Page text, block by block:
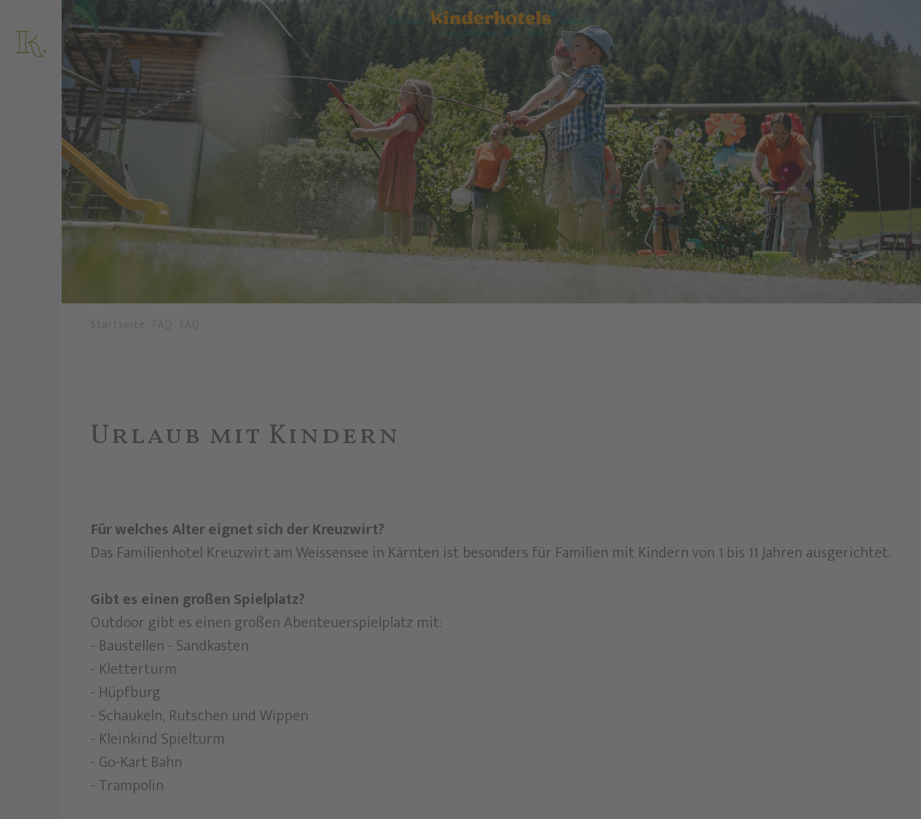
Urlaub mit Kindern
Für welches Alter eignet sich der Kreuzwirt?
Das Familienhotel Kreuzwirt am Weissensee in Kärnten ist besonders für Familien mit Kindern von 1 bis 11 Jahren ausgerichtet.
Gibt es einen großen Spielplatz?
Outdoor gibt es einen großen Abenteuerspielplatz mit:
- Baustellen - Sandkasten
- Kletterturm
- Hüpfburg
- Schaukeln, Rutschen und Wippen
- Kleinkind Spielturm
- Go-Kart Bahn
- Trampolin